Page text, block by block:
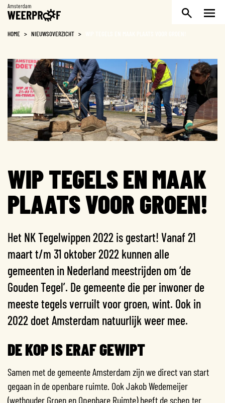
Weerproof
HOME > NIEUWSOVERZICHT >
WIP TEGELS EN MAAK
PLAATS VOOR GROEN!
Het NK Tegelwippen 2022 is gestart! Vanaf 21
maart t/m 31 oktober 2022 kunnen alle
gemeenten in Nederland meestrijden om ‘de
Gouden Tegel’. De gemeente die per inwoner de
meeste tegels verruilt voor groen, wint. Ook in
2022 doet Amsterdam natuurlijk weer mee.
DE KOP IS ERAF GEWIPT
Samen met de gemeente Amsterdam zijn we direct van start
gegaan in de openbare ruimte. Ook Jakob Wedemeijer
(wethouder Groen en Openbare Ruimte) heeft de schep ter